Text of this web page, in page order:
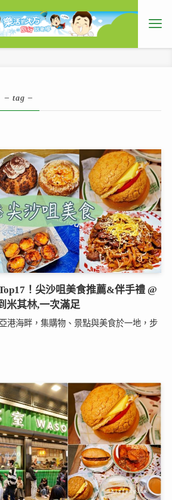
– tag –
！尖沙咀美食推薦&伴手禮 @
米其林,一次滿足
港海畔，集購物、景點與美食於一地，步